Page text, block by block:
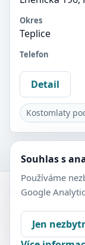
Okres
Teplice
Telefon
Detail
Kostomlaty
Zubní-lékaři.cz
Veřejný
Kontakt
Souhlas s
Používáme
Google
Jen